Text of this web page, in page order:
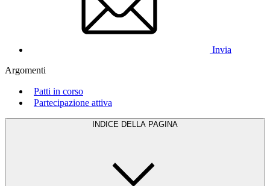
Invia
Argomenti
Patti in corso
Partecipazione attiva
INDICE DELLA PAGINA